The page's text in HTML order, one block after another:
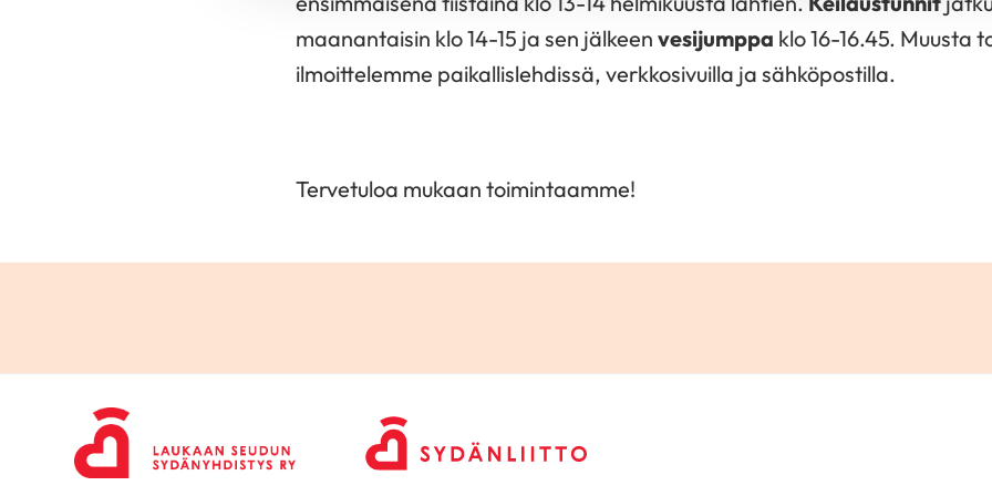
maanantaisin klo 14-15 ja sen jälkeen vesijumppa klo 16-16.45. Muusta
ilmoittelemme paikallislehdissä, verkkosivuilla ja sähköpostilla.
Tervetuloa mukaan toimintaamme!